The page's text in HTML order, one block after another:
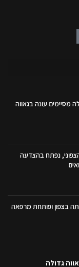
עונה בגאווה
נפתח בהצדעה
בצפון ופותחת מרפאה
גדולה